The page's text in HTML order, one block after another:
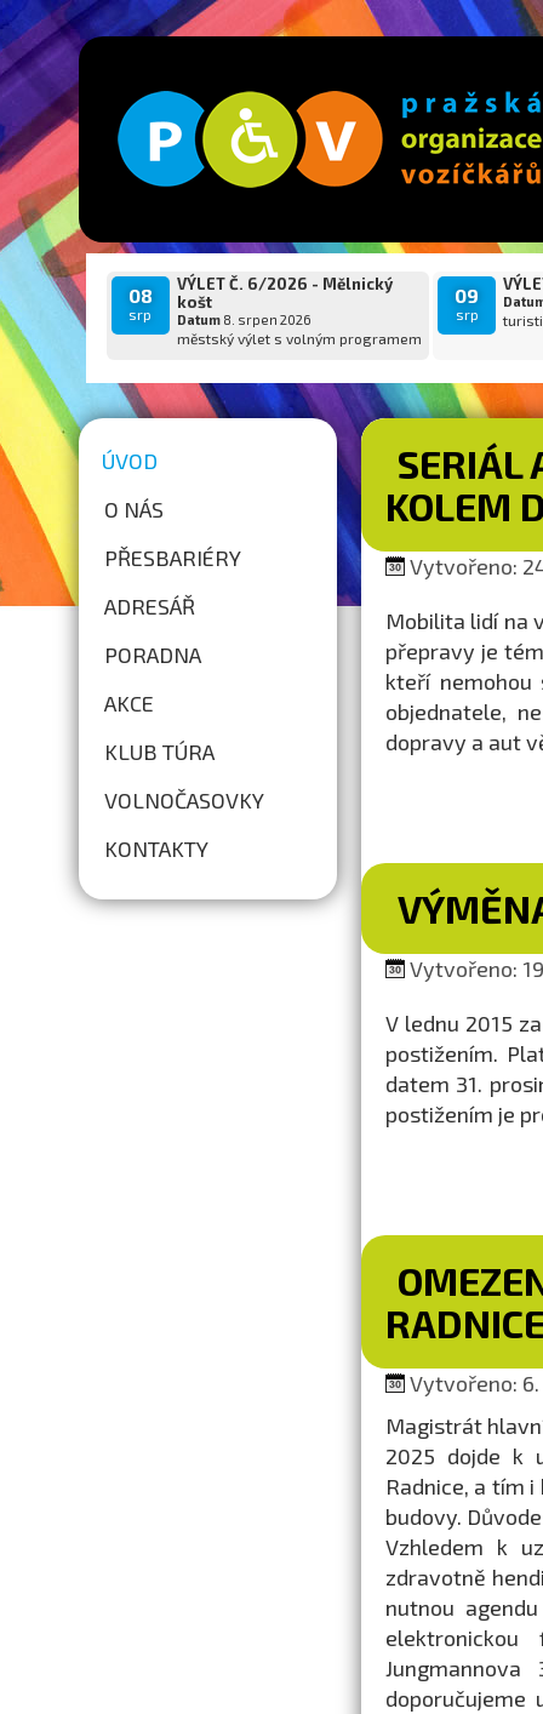
08
srp
VÝLET Č. 6/2026 - Mělnický
košt
Datum8. srpen 2026
městský výlet s volným programem
09
srp
ÚVOD
O NÁS
PŘESBARIÉRY
ADRESÁŘ
PORADNA
AKCE
KLUB TÚRA
VOLNOČASOVKY
KONTAKTY
SERIÁL
KOLEM
Vytvořeno:
Mobilita lidí na
přepravy je
kteří
objednatele,
dopravy a aut
Vytvořeno:
V lednu 2015
postižením.
datem 31.
postižením je
Vytvořeno: 6.
Magistrát
2025 dojde k
Radnice, a tím
budovy.
Vzhledem k
zdravotně
nutnou
doporučujeme